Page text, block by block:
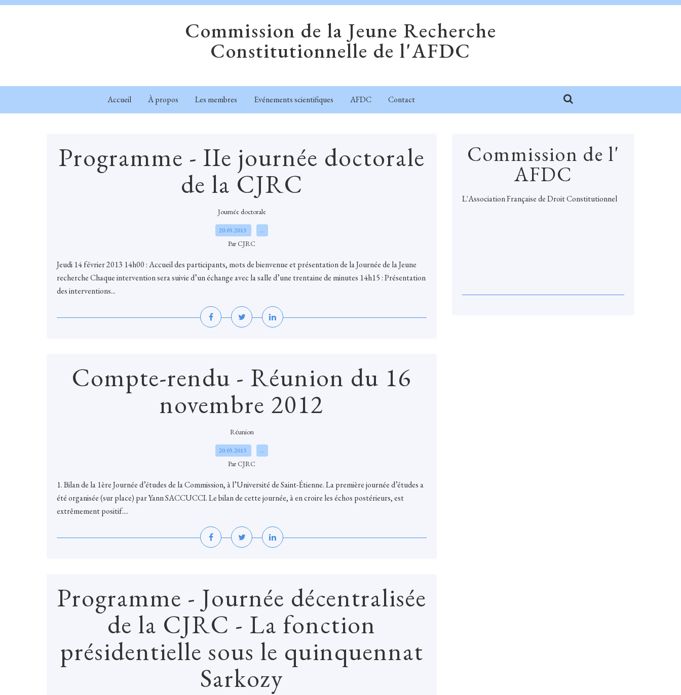
Commission de la Jeune Recherche
Constitutionnelle de l'AFDC
Accueil À propos Les membres Evénements scientifiques AFDC Contact
Programme - IIe journée doctorale
de la CJRC
Journée doctorale
20.05.2013 …
Par CJRC
Jeudi 14 février 2013 14h00 : Accueil des participants, mots de bienvenue et présentation de la Journée de la Jeune
recherche Chaque intervention sera suivie d’un échange avec la salle d’une trentaine de minutes 14h15 : Présentation
des interventions...
Compte-rendu - Réunion du 16
novembre 2012
Réunion
20.05.2013 …
Par CJRC
1. Bilan de la 1ère Journée d’études de la Commission, à l’Université de Saint-Étienne. La première journée d’études a
été organisée (sur place) par Yann SACCUCCI. Le bilan de cette journée, à en croire les échos postérieurs, est
extrêmement positif....
Programme - Journée décentralisée
de la CJRC - La fonction
présidentielle sous le quinquennat
Sarkozy
Commission de l'
AFDC
L'Association Française de Droit Constitutionnel